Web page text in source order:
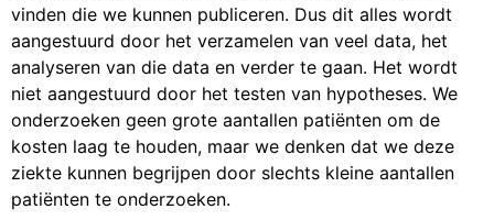
vinden die we kunnen publiceren. Dus dit alles wordt
aangestuurd door het verzamelen van veel data, het
analyseren van die data en verder te gaan. Het wordt
niet aangestuurd door het testen van hypotheses. We
onderzoeken geen grote aantallen patiënten om de
kosten laag te houden, maar we denken dat we deze
ziekte kunnen begrijpen door slechts kleine aantallen
patiënten te onderzoeken.